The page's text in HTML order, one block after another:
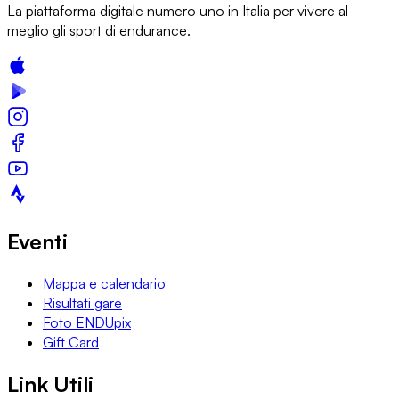
La piattaforma digitale numero uno in Italia per vivere al
meglio gli sport di endurance.
Eventi
Mappa e calendario
Risultati gare
Foto ENDUpix
Gift Card
Link Utili